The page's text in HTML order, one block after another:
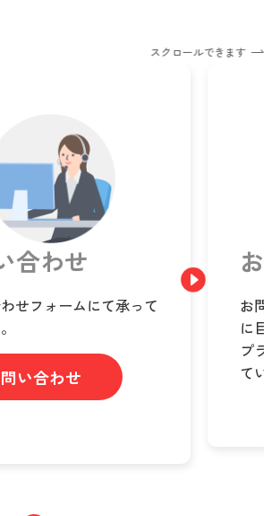
スクロールできます
合わせ
せフォームにて承って
い合わせ
お
お問
に目
プラ
てい